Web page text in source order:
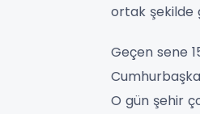
ortak şekilde
Geçen sene
O gün şehir